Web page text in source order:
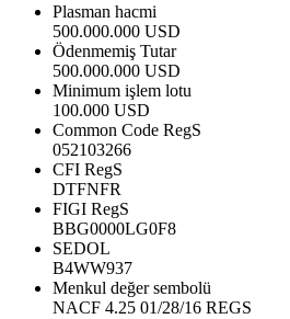
Plasman hacmi
500.000.000 USD
Ödenmemiş Tutar
500.000.000 USD
Minimum işlem lotu
100.000 USD
Common Code RegS
052103266
CFI RegS
DTFNFR
FIGI RegS
BBG0000LG0F8
SEDOL
B4WW937
Menkul değer sembolü
NACF 4.25 01/28/16 REGS